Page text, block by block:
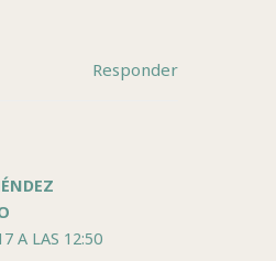
Responder
A LAS 12:50